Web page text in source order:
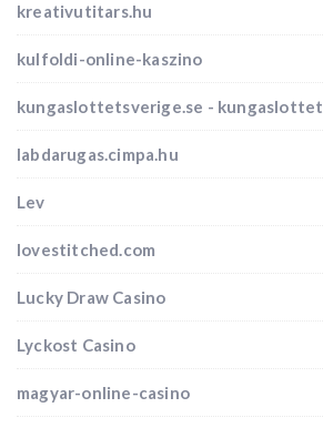
kreativutitars.hu
kulfoldi-online-kaszino
kungaslottetsverige.se - kungaslottet
labdarugas.cimpa.hu
Lev
lovestitched.com
Lucky Draw Casino
Lyckost Casino
magyar-online-casino